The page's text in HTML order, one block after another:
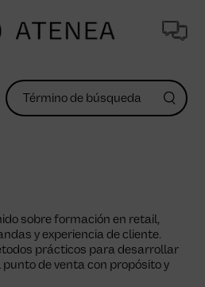
sobre formación en retail,
y experiencia de cliente.
prácticos para desarrollar
de venta con propósito y